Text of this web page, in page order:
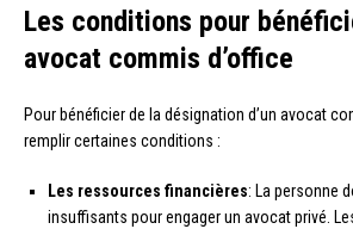
Les conditions pour
avocat commis d’office
Pour bénéficier de la désignation d’un avocat
remplir certaines conditions :
Les ressources financières: La personne
insuffisants pour engager un avocat privé.